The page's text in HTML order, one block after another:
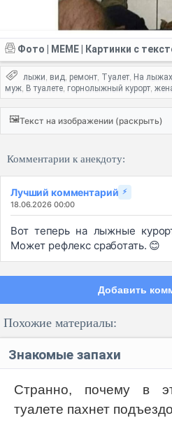
Фото | MEME | Картинки с
лыжи, вид, ремонт, Туалет, На лыжах
муж, В туалете, горнолыжный курорт,
🖼️Текст на изображении (раскрыть)
Комментарии к анекдоту:
Лучший комментарий ⚡
18.06.2026 00:00
Вот теперь на лыжные
Может рефлекс сработать. 😊
Добавить
Код:
Похожие материалы:
Знакомые запахи
Странно, почему в
туалете пахнет